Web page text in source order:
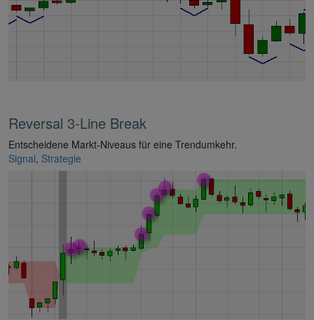
Reversal 3-Line Break
Entscheidene Markt-Niveaus für eine Trendumkehr.
Signal, Strategie